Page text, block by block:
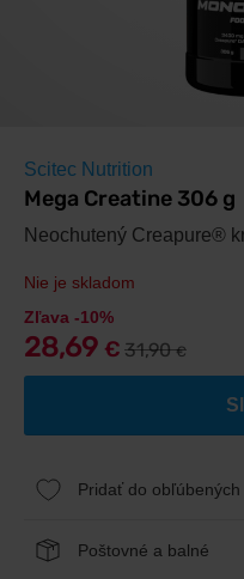
Scitec Nutrition
Mega Creatine 306 g
Neochutený Creapure®
Nie je skladom
Zľava -10%
28,69 € 31,90€
Pridať do obľúbených
Poštovné a balné